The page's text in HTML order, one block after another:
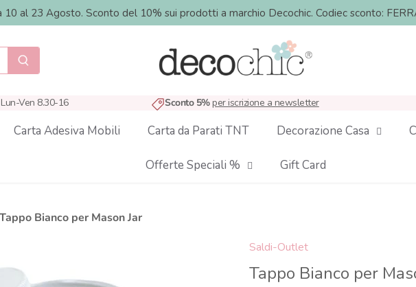
10 al 23 Agosto. Sconto del 10% sui prodotti a marchio Decochic. Codiec sconto:
Lun-Ven 8.30-16 Sconto 5%per iscrizione a newsletter
Carta Adesiva Mobili Carta da Parati TNT Decorazione Casa
Offerte Speciali % Gift Card
Tappo Bianco per Mason Jar
Saldi-Outlet
Tappo Bianco per